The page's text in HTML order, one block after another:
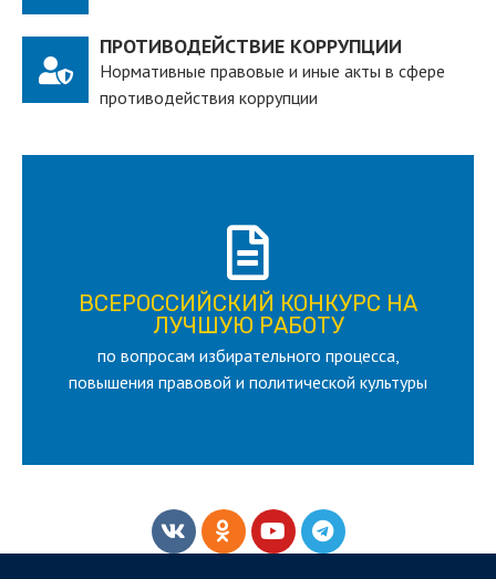
ПРОТИВОДЕЙСТВИЕ КОРРУПЦИИ
Нормативные правовые и иные акты в сфере
противодействия коррупции
ВСЕРОССИЙСКИЙ КОНКУРС НА
ЛУЧШУЮ РАБОТУ
по вопросам избирательного процесса,
повышения правовой и политической культуры
ВСЕРОССИЙСКИЙ КОНКУРС НА
ЛУЧШУЮ РАБОТУ
для лица старше 18 и моложе 35 лет
ПОДРОБНЕЕ